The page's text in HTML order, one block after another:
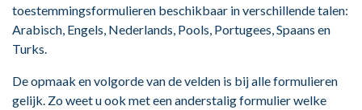
toestemmingsformulieren beschikbaar in verschillende talen:
Arabisch, Engels, Nederlands, Pools, Portugees, Spaans en
Turks.
De opmaak en volgorde van de velden is bij alle formulieren
gelijk. Zo weet u ook met een anderstalig formulier welke